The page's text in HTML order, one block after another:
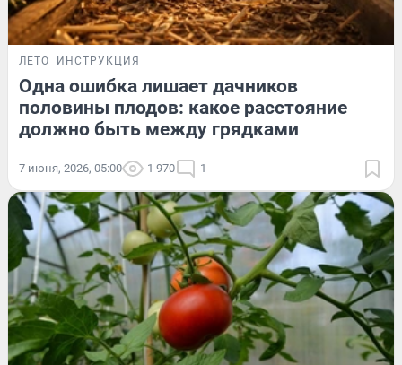
ЛЕТО ИНСТРУКЦИЯ
Одна ошибка лишает дачников
половины плодов: какое расстояние
должно быть между грядками
7 июня, 2026, 05:00 1 970 1